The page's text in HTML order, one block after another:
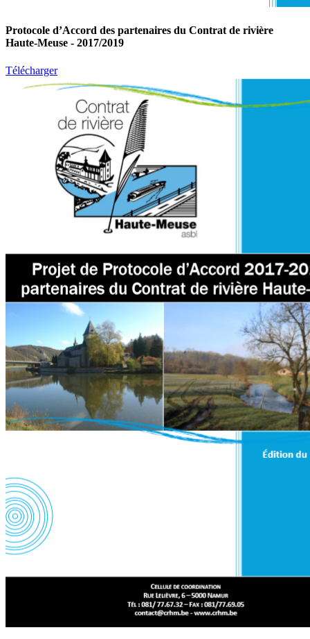
Protocole d’Accord des partenaires du Contrat de rivière
Haute-Meuse - 2017/2019
Télécharger